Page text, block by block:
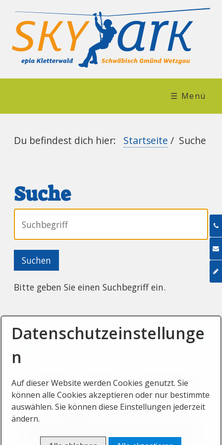
☰ Menü
Du befindest dich hier: Startseite / Suche
Suche
Bitte geben Sie einen Suchbegriff ein.
Startseite Impressum Datenschutz
Kontakt Barrierefreihet
erstellt mit Zeta Producer Desktop CMS
Datenschutzeinstellunge
n
Auf dieser Website werden Cookies genutzt. Sie
können alle Cookies akzeptieren oder nur bestimmte
auswählen. Sie können diese Einstellungen jederzeit
ändern.